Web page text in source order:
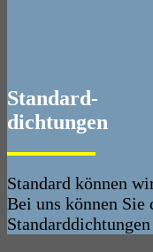
Standard-
dichtungen
Standard können
Bei uns können Sie